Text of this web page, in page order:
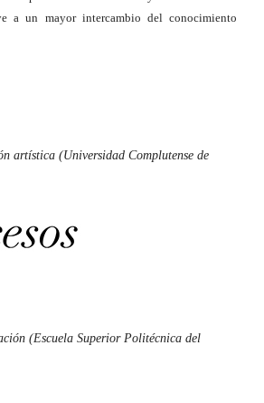
a un mayor intercambio del conocimiento
artística (Universidad Complutense de
(Escuela Superior Politécnica del